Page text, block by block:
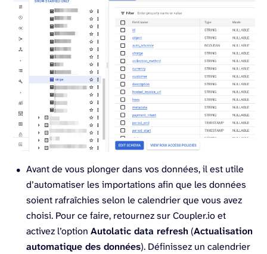
Avant de vous plonger dans vos données, il est utile
d’automatiser les importations afin que les données
soient rafraîchies selon le calendrier que vous avez
choisi. Pour ce faire, retournez sur Coupler.io et
activez l’option Autolatic data refresh (Actualisation
automatique des données). Définissez un calendrier